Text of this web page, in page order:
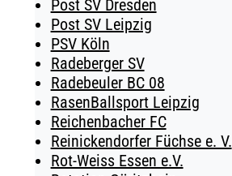
Post SV Dresden
Post SV Leipzig
PSV Köln
Radeberger SV
Radebeuler BC 08
RasenBallsport Leipzig
Reichenbacher FC
Reinickendorfer Füchse e. V.
Rot-Weiss Essen e.V.